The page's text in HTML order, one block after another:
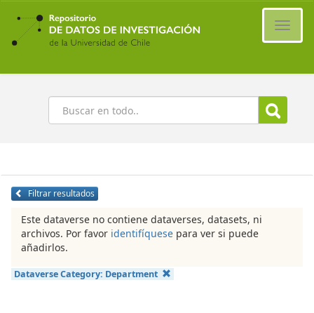
Ir
contenido
principal
Buscar
Filtrar resultados
Este dataverse no contiene dataverses, datasets, ni
archivos. Por favor identifíquese para ver si puede
añadirlos.
Dataverse Category: Department